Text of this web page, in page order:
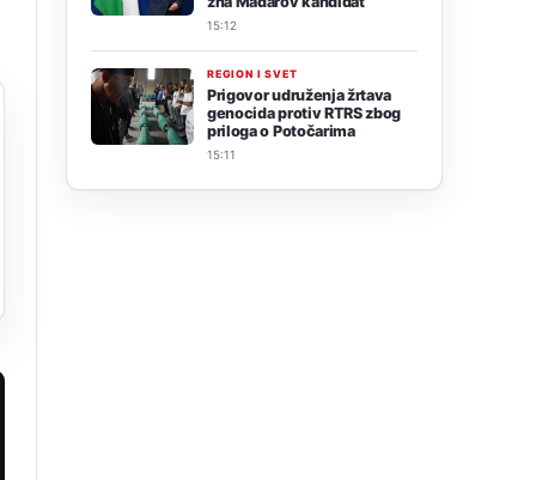
15:12
REGION I SVET
Prigovor udruženja žrtava
genocida protiv RTRS zbog
priloga o Potočarima
15:11